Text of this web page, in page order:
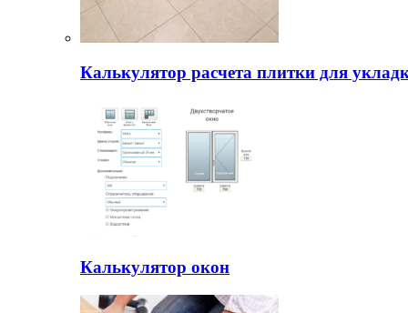
Калькулятор расчета плитки для
Калькулятор окон